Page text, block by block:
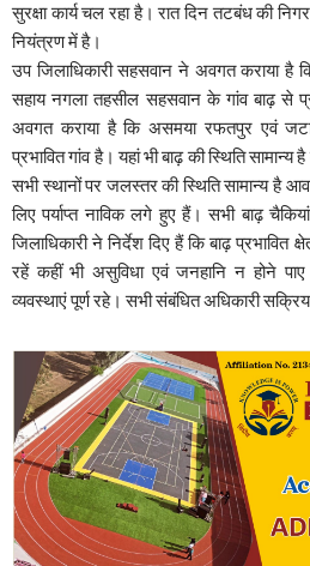
सुरक्षा कार्य चल रहा है। रात दिन तटबंध की
नियंत्रण में है।
उप जिलाधिकारी सहसवान ने अवगत कराया है
सहाय नगला तहसील सहसवान के गांव बाढ़ से
अवगत कराया है कि असमया रफतपुर एवं
प्रभावित गांव है। यहां भी बाढ़ की स्थिति सामान्य
सभी स्थानों पर जलस्तर की स्थिति सामान्य है
लिए पर्याप्त नाविक लगे हुए हैं। सभी बाढ़
जिलाधिकारी ने निर्देश दिए हैं कि बाढ़ प्रभावित
रहें कहीं भी असुविधा एवं जनहानि न होने
व्यवस्थाएं पूर्ण रहे। सभी संबंधित अधिकारी